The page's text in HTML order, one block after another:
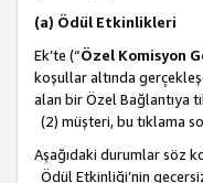
(a) Ödül Etkinlikleri
Ek’te (“Özel Komisyon
koşullar altında
alan bir Özel Bağlantıya
(2) müşteri, bu tıklama
Aşağıdaki durumlar söz
Ödül Etkinliği’nin